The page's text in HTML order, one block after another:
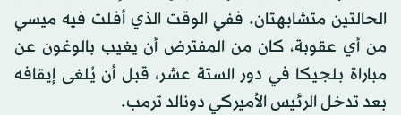
الحالتين متشابهتان. ففي الوقت الذي أفلت فيه ميسي
من أي عقوبة، كان من المفترض أن يغيب بالوغون عن
مباراة بلجيكا في دور الستة عشر، قبل أن يُلغى إيقافه
بعد تدخل الرئيس الأميركي دونالد ترمب.